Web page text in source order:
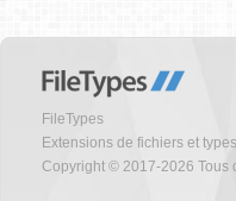
FileTypes
Extensions de fichiers et
Copyright © 2017-2026 Tous